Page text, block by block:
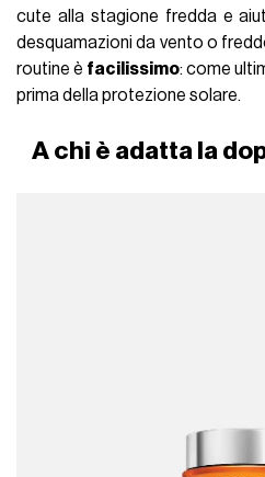
cute alla stagione fredda e
desquamazioni da vento o
routine è facilissimo: come
prima della protezione solare.
A chi è adatta la